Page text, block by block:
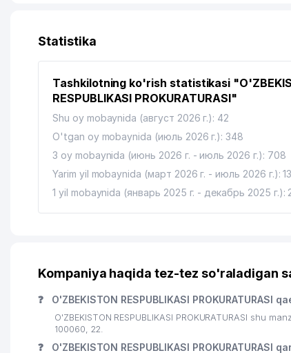
13 ISLOHOTKONSALTSERVIS MChJ
14 CYBER TRADE PORTAL MChJ
XIZMATLAR DUNYOSI XUSUSIY KORXONASI
ATLAS LOGISTICS MChJ
AZIYA BESH SAVDO MChJ
EFENDI CO. LTD. XK MChJ
ART HOUSE PRO XUSUSIY KORXONASI
22 LUX OPTIC XUSUSIY KORXONASI
23 AL-MAHMUD MASLAHATI ADVOKATLIK FIRMASI
UKRAINA ELChINONASI
Statistika
Tashkilotning ko'rish statistikasi
RESPUBLIKASI PROKURATURASI"
Shu oy mobaynida (август 2026 г.): 42
O'tgan oy mobaynida (июль 2026 г.): 348
3 oy mobaynida (июнь 2026 г. - июль 2026 г.): 708
Yarim yil mobaynida (март 2026 г. - июль 2026 г.):
1 yil mobaynida (январь 2025 г. - декабрь 2025 г.):
Kompaniya haqida tez-tez so'raladigan
❓ O'ZBEKISTON RESPUBLIKASI PROKURATURASI
O'ZBEKISTON RESPUBLIKASI PROKURATURASI shu
100060, 22.
❓ O'ZBEKISTON RESPUBLIKASI PROKURATURASI